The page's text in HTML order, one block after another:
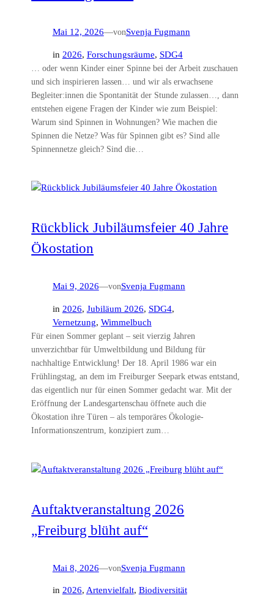
Mai 12, 2026—vonSvenja Fugmann
in 2026, Forschungsräume, SDG4
… oder wenn Kinder einer Spinne bei der Arbeit zuschauen
und sich inspirieren lassen… und wir als erwachsene
Begleiter:innen die Spontanität der Stunde zulassen…, dann
entstehen eigene Fragen der Kinder wie zum Beispiel:
Warum sind Spinnen in Wohnungen? Wie machen die
Spinnen die Netze? Was für Spinnen gibt es? Sind alle
Spinnennetze gleich? Sind die…
Rückblick Jubiläumsfeier 40 Jahre
Ökostation
Mai 9, 2026—vonSvenja Fugmann
in 2026, Jubiläum 2026, SDG4
Vernetzung, Wimmelbuch
Für einen Sommer geplant – seit vierzig Jahren
unverzichtbar für Umweltbildung und Bildung für
nachhaltige Entwicklung! Der 18. April 1986 war ein
Frühlingstag, an dem im Freiburger Seepark etwas entstand,
das eigentlich nur für einen Sommer gedacht war. Mit der
Eröffnung der Landesgartenschau öffnete auch die
Ökostation ihre Türen – als temporäres Ökologie-
Informationszentrum, konzipiert zum…
Auftaktveranstaltung 2026
„Freiburg blüht auf“
Mai 8, 2026—vonSvenja Fugmann
in 2026, Artenvielfalt, Biodiversität